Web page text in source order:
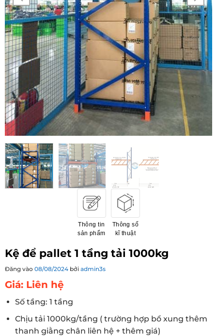
Thông tin
sản phẩm
Thông số
kĩ thuật
Kệ để pallet 1 tầng tải 1000kg
Đăng vào 08/08/2024 bởi admin3s
Giá: Liên hệ
Số tầng: 1 tầng
Chịu tải 1000kg/tầng ( trường hợp bổ xung thêm
thanh giằng chân liên hệ + thêm giá)